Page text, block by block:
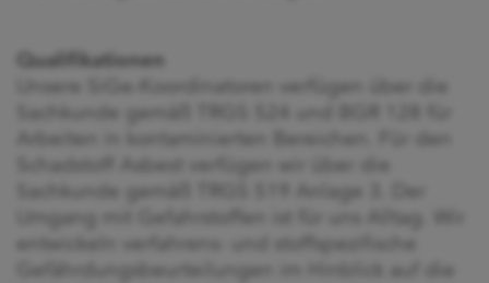
Qualifikationen
Unsere SiGe-Koordinatoren verfügen über die
Sachkunde gemäß TRGS 524 und BGR 128 für
Arbeiten in kontaminierten Bereichen. Für den
Schadstoff Asbest verfügen wir über die
Sachkunde gemäß TRGS 519 Anlage 3. Der
Umgang mit Gefahrstoffen ist für uns Alltag. Wir
entwickeln verfahrens- und stoffspezifische
Gefährdungsbeurteilungen im Hinblick auf die